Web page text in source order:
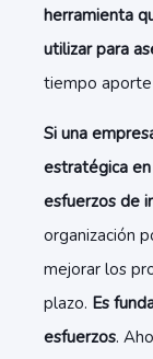
herramienta
utilizar para
tiempo
Si una
estratégica
esfuerzos de
organización
mejorar los
plazo. Es
esfuerzos.